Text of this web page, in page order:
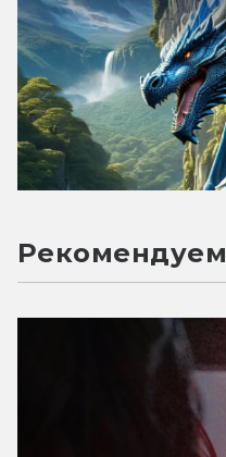
Рекомендуем